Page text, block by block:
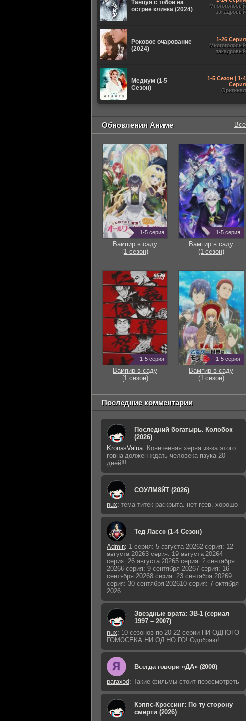
Танцуя с тобой на
острие клинка (2024)
Многоголосый
закадровый
Роковое очарование
(2024)
1-26 Серия
Многоголосый
закадровый
Медиум (1-5
Сезон)
1-5 Сезон | 1-4
Серия
Оригинал
Обновления Аниме Все
1-5 серия
Вампир в саду
(1 сезон)
1-5 серия
Вампир в саду
(1 сезон)
1-5 серия
Вампир в саду
(1 сезон)
1-5 серия
Вампир в саду
(1 сезон)
Последние комментарии
Последний богатырь. Колобок
(2026)
KronasValua: Коннченная херня из-за этого
говна должен ждать человека паука 20
дней!!!
СОУЛМ8ЙТ (2026)
nux: тема титек раскрыта. нет геев. хорошо
Тед Лассо (1-4 Сезон)
Admin: 1 серия: 5 августа 20262 серия: 12
августа 20263 серия: 19 августа 20264
серия: 26 августа 20265 серия: 2 сентября
20266 серия: 9 сентября 20267 серия: 16
сентября 20268 серия: 23 сентября 20269
серия: 30 сентября 202610 серия: 7 октября
2026
Звездные врата: ЗВ-1 (сериал
1997 – 2007)
nux: 10 сезонов по 20-22 серии НИ ОДНОГО
ГОМОСЕКА НИ ОД НО ГО! Одобряю!
Всегда говори «ДА» (2008)
paraxod: Такие фильмы стоит пересмотреть
Кэппс-Кроссинг: По ту сторону
смерти (2026)